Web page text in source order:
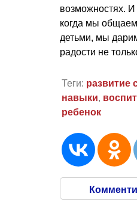
возможностях.
когда мы
детьми, мы
радости не
Теги: развитие
навыки,
ребенок